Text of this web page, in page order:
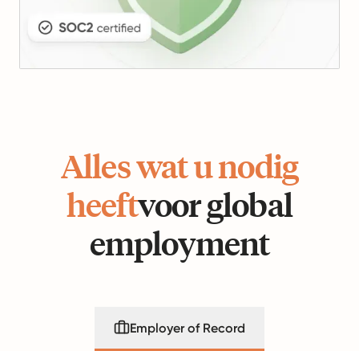
Alles wat u nodig
heeftvoor global
employment
Employer of Record